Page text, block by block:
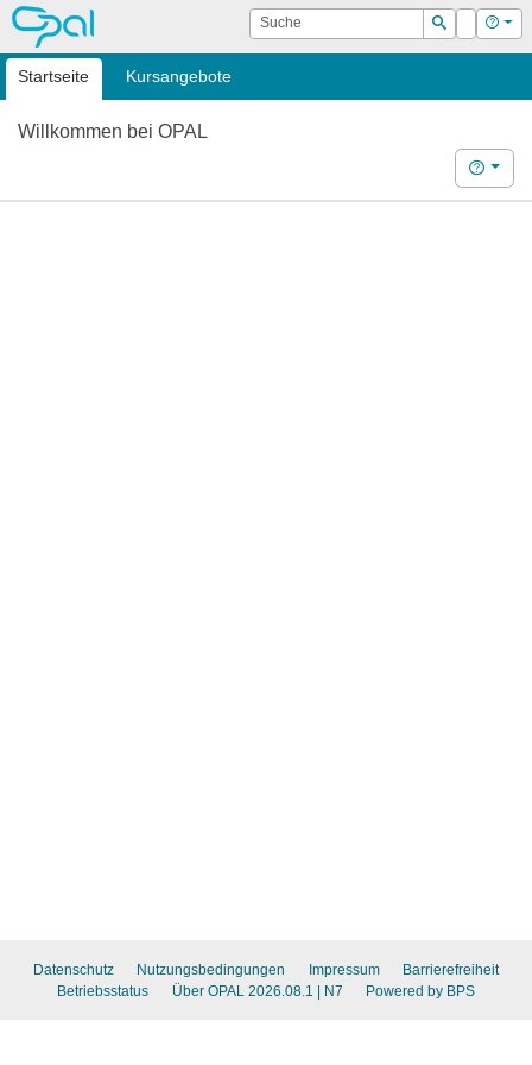
OPAL Suche
Suchen
Login Hilfe
Startseite Kursangebote
Willkommen bei OPAL
Hilfe
Datenschutz Nutzungsbedingungen Impressum
Barrierefreiheit
Betriebsstatus
Über OPAL 2026.08.1 | N7 Powered by BPS